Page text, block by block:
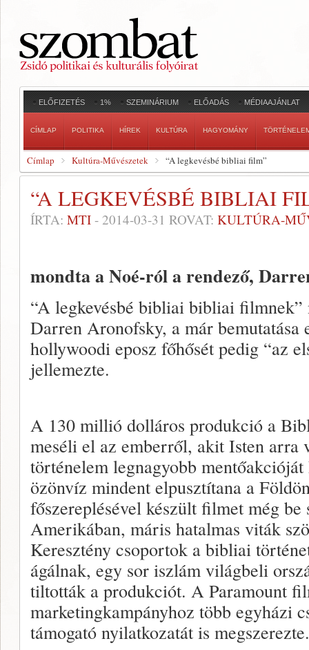
ELŐFIZETÉS 1% SZEMINÁRIUM ELŐADÁS MÉDIAAJÁNLAT
CÍMLAP POLITIKA HÍREK KULTÚRA HAGYOMÁNY
Címlap Kultúra-Művészetek “A legkevésbé bibliai film”
“A LEGKEVÉSBÉ BIBLIAI
ÍRTA: MTI - 2014-03-31 ROVAT: KULTÚRA-
mondta a Noé-ról a rendező,
“A legkevésbé bibliai bibliai
Darren Aronofsky, a már
hollywoodi eposz főhősét pedig “az
jellemezte.
A 130 millió dolláros produkció a
meséli el az emberről, akit Isten arra
történelem legnagyobb
özönvíz mindent elpusztítana a
főszereplésével készült filmet még be
Amerikában, máris hatalmas viták
Keresztény csoportok a bibliai
ágálnak, egy sor iszlám világbeli
tiltották a produkciót. A Paramount
marketingkampányhoz több egyházi
támogató nyilatkozatát is megszerezte.